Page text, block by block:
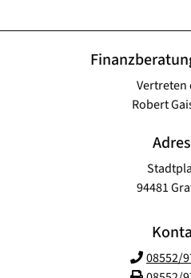
Vertreten
Robert
94481
08552/